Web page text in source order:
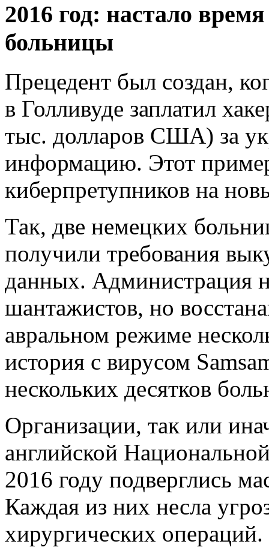
2016 год: настало
больницы
Прецедент был создан,
в Голливуде заплатил
тыс. долларов США) за
информацию. Этот
киберпретупников на
Так, две немецких
получили требования
данных. Администрация
шантажистов, но
авральном режиме
история с вирусом
нескольких десятков
Организации, так или
английской
2016 году подверглись
Каждая из них несла
хирургических операций.